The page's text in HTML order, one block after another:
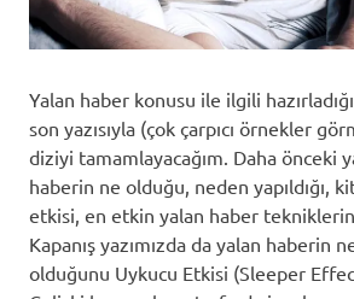
Yalan haber konusu ile ilgili
son yazısıyla (çok çarpıcı örnekler
diziyi tamamlayacağım. Daha önceki
haberin ne olduğu, neden yapıldığı,
etkisi, en etkin yalan haber
Kapanış yazımızda da yalan haberin
olduğunu Uykucu Etkisi (Sleeper